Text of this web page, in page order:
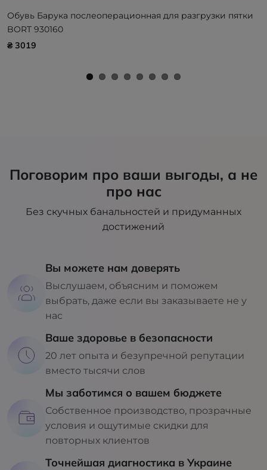
Обувь Барука послеоперационная для разгрузки пятки
BORT 930160
₴ 3019
Поговорим про ваши выгоды, а не
про нас
Без скучных банальностей и придуманных
достижений
Вы можете нам доверять
Выслушаем, объясним и поможем
выбрать, даже если вы заказываете не у
нас
Ваше здоровье в безопасности
20 лет опыта и безупречной репутации
вместо тысячи слов
Мы заботимся о вашем бюджете
Собственное производство, прозрачные
условия и ощутимые скидки для
повторных клиентов
Точнейшая диагностика в Украине